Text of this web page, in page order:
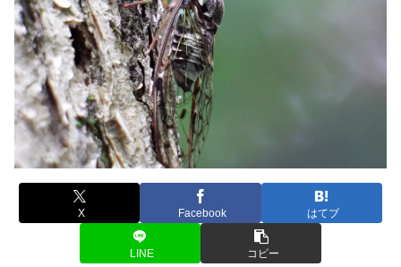
X Facebook はてブ
LINE コピー